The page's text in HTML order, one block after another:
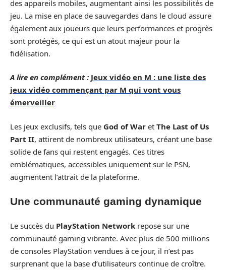
des appareils mobiles, augmentant ainsi les possibilités de
jeu. La mise en place de sauvegardes dans le cloud assure
également aux joueurs que leurs performances et progrès
sont protégés, ce qui est un atout majeur pour la
fidélisation.
A lire en complément : Jeux vidéo en M : une liste des
jeux vidéo commençant par M qui vont vous
émerveiller
Les jeux exclusifs, tels que God of War et The Last of Us
Part II, attirent de nombreux utilisateurs, créant une base
solide de fans qui restent engagés. Ces titres
emblématiques, accessibles uniquement sur le PSN,
augmentent l’attrait de la plateforme.
Une communauté gaming dynamique
Le succès du PlayStation Network repose sur une
communauté gaming vibrante. Avec plus de 500 millions
de consoles PlayStation vendues à ce jour, il n’est pas
surprenant que la base d’utilisateurs continue de croître.